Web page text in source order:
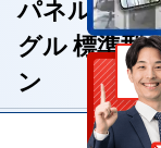
パネル 天井
グル 標準型
ン